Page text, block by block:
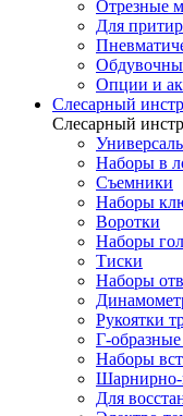
Отрезные
Для
Опции и
Слесарный
Слесарный
Наборы в
Съемники
Наборы
Воротки
Наборы
Тиски
Наборы
Рукоятки
Г-
Наборы
Шарнирно-
Для